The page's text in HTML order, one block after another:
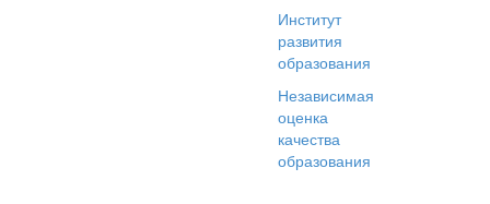
Институт
развития
образования
Независимая
оценка
качества
образования